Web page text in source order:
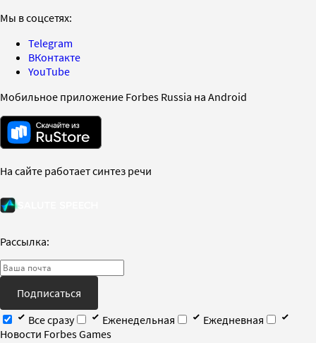
Мы в соцсетях:
Telegram
ВКонтакте
YouTube
Мобильное приложение Forbes Russia на Android
На сайте работает синтез речи
Рассылка:
Подписаться
Все сразу
Еженедельная
Ежедневная
Новости Forbes Games